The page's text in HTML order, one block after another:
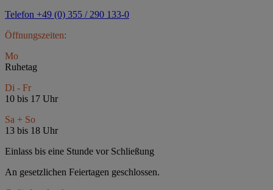
Telefon +49 (0) 355 / 290 133-0
Öffnungszeiten:
Mo
Ruhetag
Di - Fr
10 bis 17 Uhr
Sa + So
13 bis 18 Uhr
Einlass bis eine Stunde vor Schließung
An gesetzlichen Feiertagen geschlossen.